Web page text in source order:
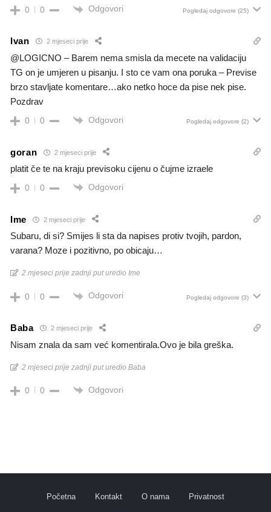
0 0 Odgovori Pogledaj odgovore (25)
Ivan 2 mjeseci prije
@LOGICNO – Barem nema smisla da mecete na validaciju
TG on je umjeren u pisanju. I sto ce vam ona poruka – Previse
brzo stavljate komentare…ako netko hoce da pise nek pise.
Pozdrav
0 0 Odgovori Pogledaj odgovore (2)
goran 2 mjeseci prije
platit če te na kraju previsoku cijenu o čujme izraele
0 0 Odgovori
Ime 2 mjeseci prije
Subaru, di si? Smijes li sta da napises protiv tvojih, pardon,
varana? Moze i pozitivno, po obicaju…
2 mjeseci prije zadnji put uredio Ime
0 0 Odgovori Pogledaj odgovore (3)
Baba 2 mjeseci prije
Nisam znala da sam već komentirala.Ovo je bila greška.
2 mjeseci prije zadnji put uredio Baba
0 0 Odgovori
Početna Kontakt O nama Privatnost